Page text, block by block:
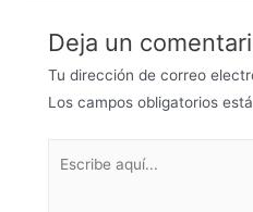
Deja un
Tu dirección de correo
Los campos obligatorios